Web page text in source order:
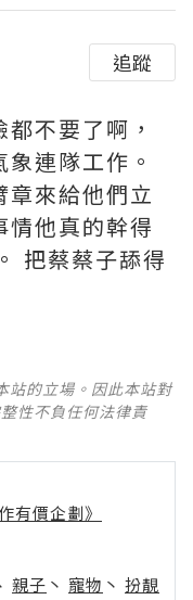
追蹤
不要了啊，
連隊工作。
章來給他們立
情他真的幹得
把蔡蔡子舔得
站的立場。因此本站對
性不負任何法律責
有價企劃》
親子 丶 寵物 丶 扮靚